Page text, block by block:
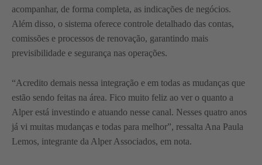
acompanhar, de forma completa, as indicações de negócios.
Além disso, o sistema oferece controle detalhado das contas,
comissões e processos de renovação, garantindo mais
previsibilidade e segurança nas operações.
“Acredito demais nessa integração e em todas as mudanças que
estão sendo feitas na área. Fico muito feliz ao ver o quanto a
Alper está investindo e atuando nesse canal. Nesses quatro anos
já vi muitas mudanças e todas para melhor”, ressalta Ana Paula
Lemos, integrante da Alper Associados, em nota.